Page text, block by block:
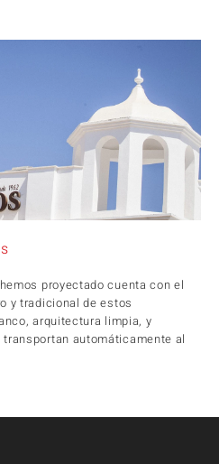
proyectado cuenta con el
y tradicional de estos
arquitectura limpia, y
automáticamente al